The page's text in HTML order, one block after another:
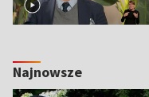
Najnowsze